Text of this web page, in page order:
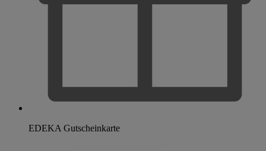
EDEKA Gutscheinkarte